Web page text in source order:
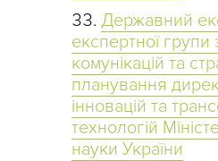
Державний
експертної групи
комунікацій та
планування
інновацій та
технологій
науки України